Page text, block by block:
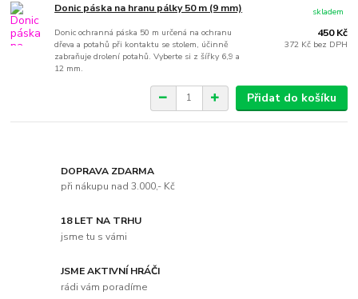
Donic páska na hranu pálky 50 m (9 mm)
Donic ochranná páska 50 m určená na ochranu
dřeva a potahů při kontaktu se stolem, účinně
zabraňuje drolení potahů. Vyberte si z šířky 6,9 a
12 mm.
450 Kč
372 Kč bez DPH
skladem
Přidat do košíku
DOPRAVA ZDARMA
při nákupu nad 3.000,- Kč
18 LET NA TRHU
jsme tu s vámi
JSME AKTIVNÍ HRÁČI
rádi vám poradíme